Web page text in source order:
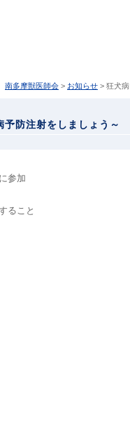
南多摩獣医師会 > お知らせ > 狂犬
防注射をしましょう～
参加
ること